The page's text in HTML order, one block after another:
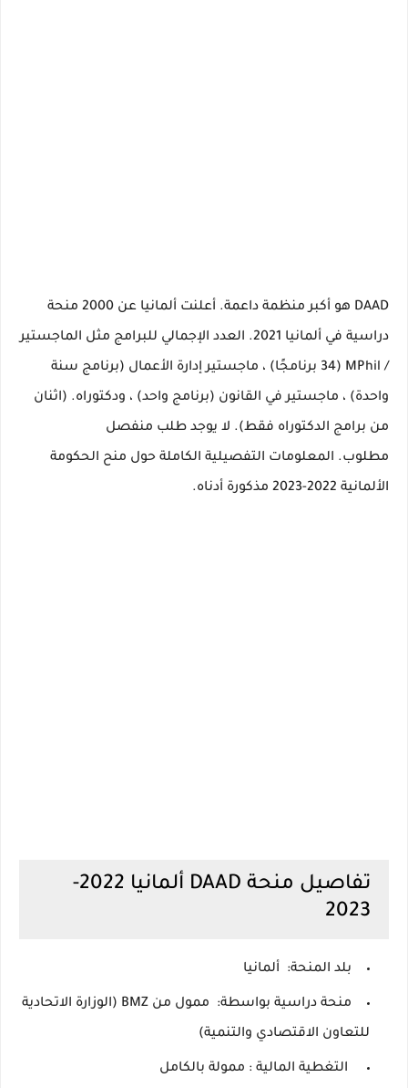
DAAD هو أكبر منظمة داعمة. أعلنت ألمانيا عن 2000 منحة
دراسية في ألمانيا 2021. العدد الإجمالي للبرامج مثل الماجستير
/ MPhil (34 برنامجًا) ، ماجستير إدارة الأعمال (برنامج سنة
واحدة) ، ماجستير في القانون (برنامج واحد) ، ودكتوراه. (اثنان
من برامج الدكتوراه فقط). لا يوجد طلب منفصل
مطلوب. المعلومات التفصيلية الكاملة حول منح الحكومة
الألمانية 2022-2023 مذكورة أدناه.
تفاصيل منحة DAAD ألمانيا 2022-
2023
بلد المنحة: ألمانيا
منحة دراسية بواسطة: ممول من BMZ (الوزارة الاتحادية
للتعاون الاقتصادي والتنمية)
التغطية المالية : ممولة بالكامل